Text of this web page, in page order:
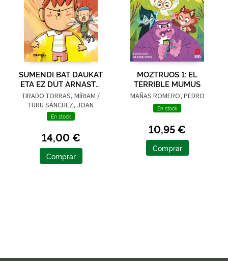
SUMENDI BAT DAUKAT
ETA EZ DUT ARNASTU
NAHI
TIRADO TORRAS, MÍRIAM /
TURU SÁNCHEZ, JOAN
En stock
14,00 €
Comprar
MOZTRUOS 1: EL
TERRIBLE MUMUS
MAÑAS ROMERO, PEDRO
En stock
10,95 €
Comprar